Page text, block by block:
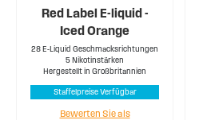
Red Label E-liquid -
Iced Orange
28 E-Liquid Geschmacksrichtungen
5 Nikotinstärken
Hergestellt in Großbritannien
Staffelpreise Verfügbar
Bewerten Sie als